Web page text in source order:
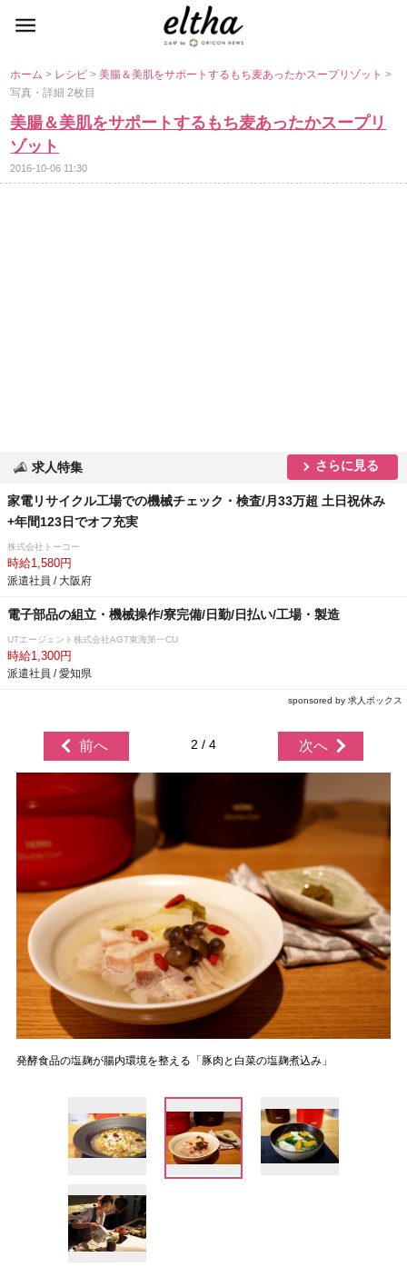
ホーム> レシピ>美腸＆美肌をサポートするもち麦あったかスープリゾット>
写真・詳細 2枚目
美腸＆美肌をサポートするもち麦あったかスープリ
ゾット
2016-10-06 11:30
求人特集 さらに見る
家電リサイクル工場での機械チェック・検査/月33万超 土日祝休み
+年間123日でオフ充実
株式会社トーコー
時給1,580円
派遣社員 / 大阪府
電子部品の組立・機械操作/寮完備/日勤/日払い/工場・製造
UTエージェント株式会社AGT東海第一CU
時給1,300円
派遣社員 / 愛知県
sponsored by 求人ボックス
前へ 2 / 4 次へ
発酵食品の塩麹が腸内環境を整える「豚肉と白菜の塩麹煮込み」